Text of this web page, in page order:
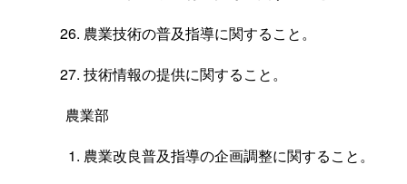
農業技術の普及指導に関すること。
技術情報の提供に関すること。
農業部
農業改良普及指導の企画調整に関すること。